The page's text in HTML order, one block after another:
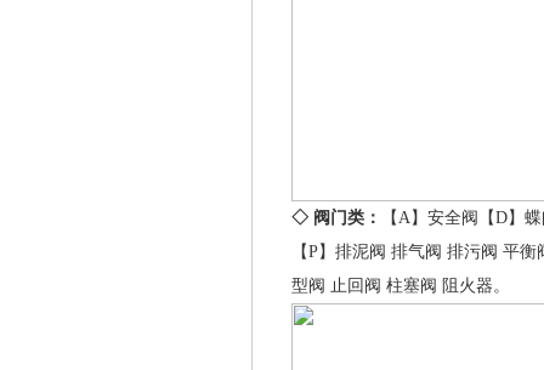
◇ 阀门类： 【A】 安全阀 【D】
【P】 排泥阀 排气阀 排污阀 平衡
型阀 止回阀 柱塞阀 阻火器。